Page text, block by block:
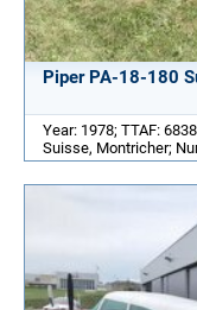
Piper PA-18-180
Year: 1978; TTAF:
Suisse, Montricher;